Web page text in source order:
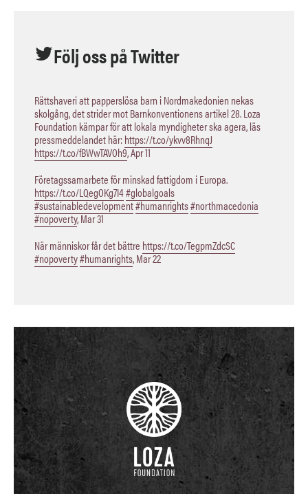
Följ oss på Twitter
Rättshaveri att papperslösa barn i Nordmakedonien nekas
skolgång, det strider mot Barnkonventionens artikel 28. Loza
Foundation kämpar för att lokala myndigheter ska agera, läs
pressmeddelandet här:https://t.co/ykvv8RhnqJ
https://t.co/fBWwTAVOh9,Apr 11
Företagssamarbete för minskad fattigdom i Europa.
https://t.co/LQegOKg7I4#globalgoals
#sustainabledevelopment#humanrights#northmacedonia
#nopoverty,Mar 31
När människor får det bättre https://t.co/TegpmZdcSC
#nopoverty#humanrights,Mar 22